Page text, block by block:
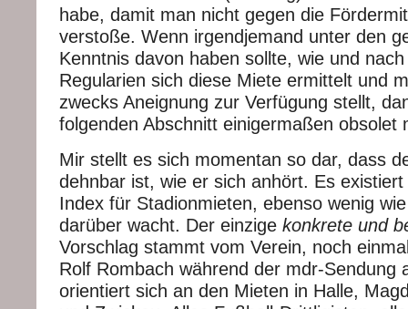
habe, damit man nicht gegen die
verstoße. Wenn irgendjemand unter den
Kenntnis davon haben sollte, wie und
Regularien sich diese Miete ermittelt und
zwecks Aneignung zur Verfügung stellt,
folgenden Abschnitt einigermaßen obsolet
Mir stellt es sich momentan so dar, dass
dehnbar ist, wie er sich anhört. Es
Index für Stadionmieten, ebenso wenig
darüber wacht. Der einzige konkrete und
Vorschlag stammt vom Verein, noch
Rolf Rombach während der mdr-Sendung
orientiert sich an den Mieten in Halle,